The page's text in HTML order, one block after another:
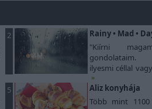
2
Rainy • Mad •
"Kiírni
ilyesmi céllal
»
5
Aliz konyhája
Több mint